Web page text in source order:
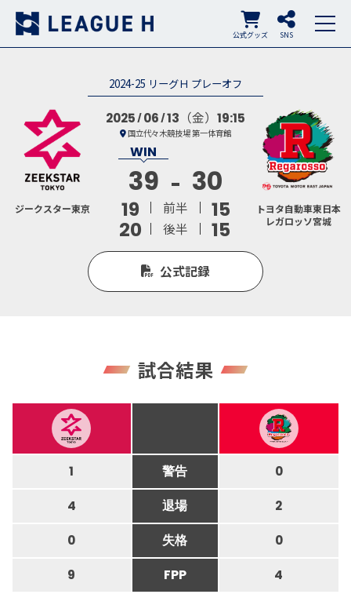
SNS
公式グッズ
2024-25 リーグＨ プレーオフ
ジークスター東京
2025 06 13 （金） 19:15
国立代々木競技場 第一体育館
39 30
19 前半
15
20
後半 15
トヨタ自動車東日本
レガロッソ宮城
公式記録
試合結果
1 警告 0
4 退場 2
0 失格 0
9 FPP 4